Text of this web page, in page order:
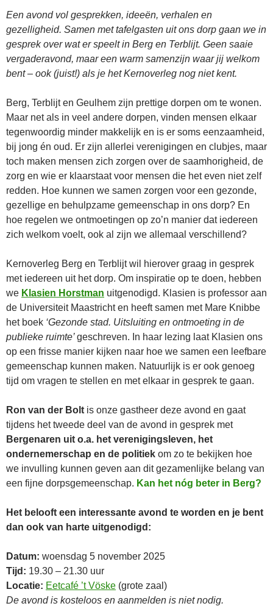
Een avond vol gesprekken, ideeën, verhalen en
gezelligheid. Samen met tafelgasten uit ons dorp gaan we in
gesprek over wat er speelt in Berg en Terblijt. Geen saaie
vergaderavond, maar een warm samenzijn waar jij welkom
bent – ook (juist!) als je het Kernoverleg nog niet kent.
Berg, Terblijt en Geulhem zijn prettige dorpen om te wonen.
Maar net als in veel andere dorpen, vinden mensen elkaar
tegenwoordig minder makkelijk en is er soms eenzaamheid,
bij jong én oud. Er zijn allerlei verenigingen en clubjes, maar
toch maken mensen zich zorgen over de saamhorigheid, de
zorg en wie er klaarstaat voor mensen die het even niet zelf
redden. Hoe kunnen we samen zorgen voor een gezonde,
gezellige en behulpzame gemeenschap in ons dorp? En
hoe regelen we ontmoetingen op zo’n manier dat iedereen
zich welkom voelt, ook al zijn we allemaal verschillend?
Kernoverleg Berg en Terblijt wil hierover graag in gesprek
met iedereen uit het dorp. Om inspiratie op te doen, hebben
we Klasien Horstman uitgenodigd. Klasien is professor aan
de Universiteit Maastricht en heeft samen met Mare Knibbe
het boek ‘Gezonde stad. Uitsluiting en ontmoeting in de
publieke ruimte’geschreven. In haar lezing laat Klasien ons
op een frisse manier kijken naar hoe we samen een leefbare
gemeenschap kunnen maken. Natuurlijk is er ook genoeg
tijd om vragen te stellen en met elkaar in gesprek te gaan.
Ron van der Bolt is onze gastheer deze avond en gaat
tijdens het tweede deel van de avond in gesprek met
Bergenaren uit o.a. het verenigingsleven, het
ondernemerschap en de politiek om zo te bekijken hoe
we invulling kunnen geven aan dit gezamenlijke belang van
een fijne dorpsgemeenschap. Kan het nóg beter in Berg?
Het belooft een interessante avond te worden en je bent
dan ook van harte uitgenodigd:
Datum: woensdag 5 november 2025
Tijd: 19.30 – 21.30 uur
Locatie: Eetcafé ’t Vöske (grote zaal)
De avond is kosteloos en aanmelden is niet nodig.